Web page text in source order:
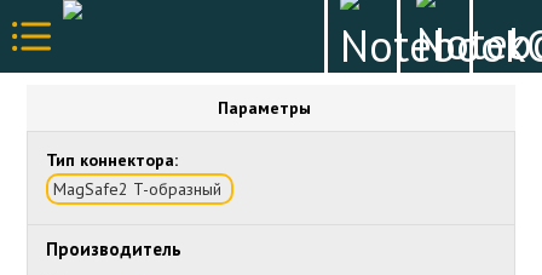
Параметры
Тип коннектора:
MagSafe2 T-образный
Производитель